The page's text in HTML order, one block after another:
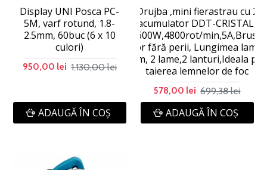
Display UNI Posca PC-
5M, varf rotund, 1.8-
2.5mm, 60buc (6 x 10
culori)
950,00 lei 1.130,00 lei
ADAUGĂ ÎN COŞ
Drujba ,mini fierastrau cu 2
acumulator DDT-CRISTAL,
48V,1600W,4800rot/
Motor fără perii, Lungimea lamei
405mm, 2 lame,2 lanturi,Ideala
taierea lemnelor de foc
578,00 lei 699,38 lei
ADAUGĂ ÎN COŞ